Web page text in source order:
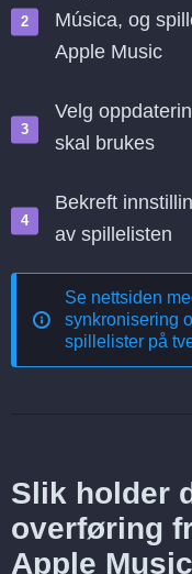
Música, og
Apple Music
Velg
skal brukes
Bekreft
av spillelisten
Se nettsiden
synkronisering
spillelister på
Slik holder
overføring
Apple